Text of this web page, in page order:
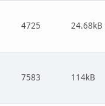
4725 24.68kB
7583 114kB